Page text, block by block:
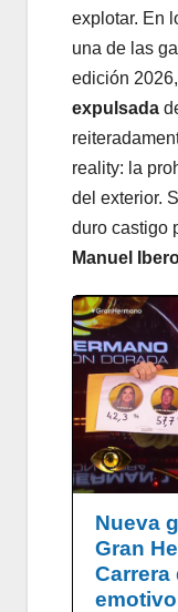
explotar. En
una de las
edición 2026,
expulsada
reality: la
del exterior.
duro castigo
Manuel
Nueva
Gran
Carrera